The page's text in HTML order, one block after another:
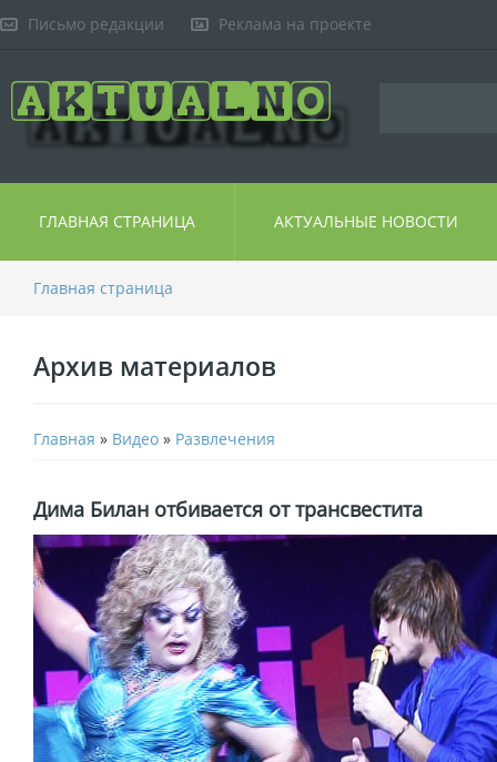
Письмо редакции Реклама на проекте
ГЛАВНАЯ СТРАНИЦА АКТУАЛЬНЫЕ НОВОСТИ
Главная страница
Архив материалов
Главная » Видео » Развлечения
Дима Билан отбивается от трансвестита